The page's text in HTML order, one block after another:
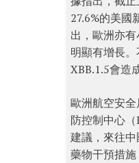
27.6%的美國
出，歐洲亦
明顯有增長
XBB.1.5會造
歐洲航空安
防控制中心
建議，來往
藥物干預措